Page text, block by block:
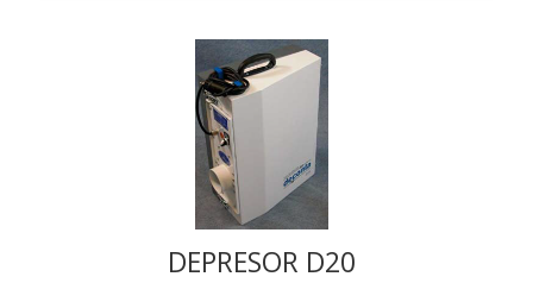
DEPRESOR D20